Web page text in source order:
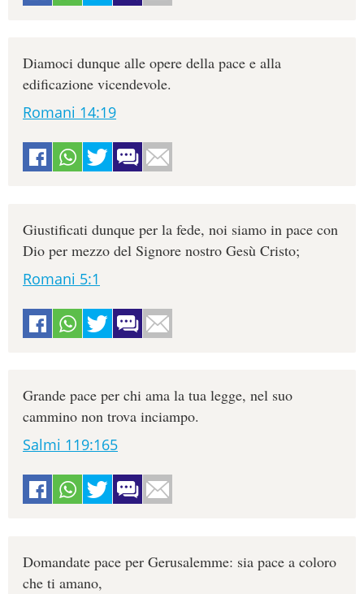
Diamoci dunque alle opere della pace e alla
edificazione vicendevole.
Romani 14:19
Giustificati dunque per la fede, noi siamo in pace con
Dio per mezzo del Signore nostro Gesù Cristo;
Romani 5:1
Grande pace per chi ama la tua legge, nel suo
cammino non trova inciampo.
Salmi 119:165
Domandate pace per Gerusalemme: sia pace a coloro
che ti amano,